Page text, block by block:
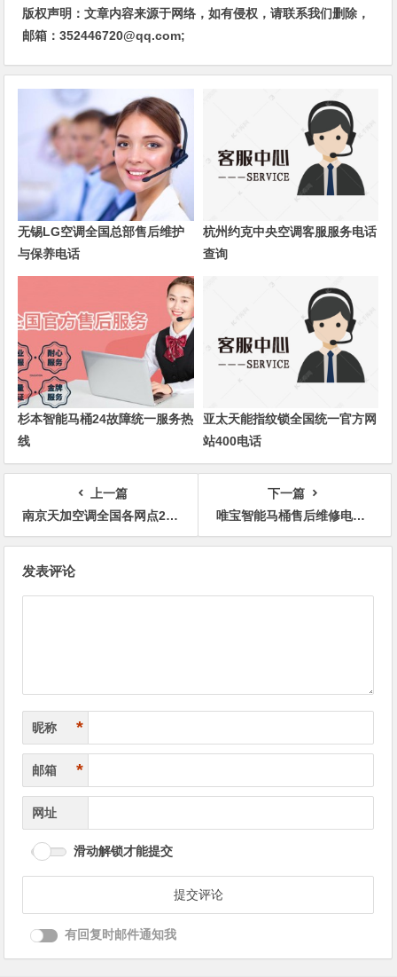
版权声明：文章内容来源于网络，如有侵权，请联系我们删除，
邮箱：352446720@qq.com;
无锡LG空调全国总部售后维护
与保养电话
杭州约克中央空调客服服务电话
查询
杉本智能马桶24故障统一服务热
线
亚太天能指纹锁全国统一官方网
站400电话
上一篇
南京天加空调全国各网点24小时400客服
下一篇
唯宝智能马桶售后维修电话24小时全国统一客服热线
发表评论
昵称 *
邮箱 *
网址
滑动解锁才能提交
有回复时邮件通知我